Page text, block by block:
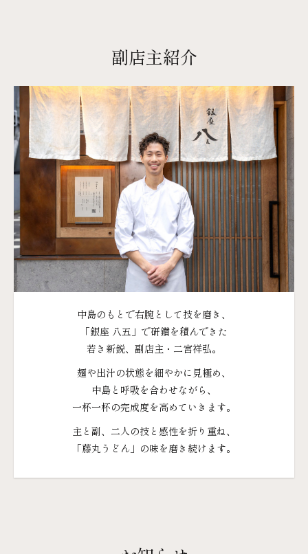
副店主紹介
中島のもとで​右腕と​して​技を​磨き、
「銀座 八五」で​研鑽を​積ん​できた
若き新鋭、​副店主・​二宮祥弘。
麺や​出汁の​状態を​細やかに​見極め、
中島と​呼吸を​合わせながら、
一杯​一杯の​完成度を​高めて​いきます。
主と​副、​二人の​技と​感性を​折り重ね、
「藤丸うどん」の​味を​磨き続けます。